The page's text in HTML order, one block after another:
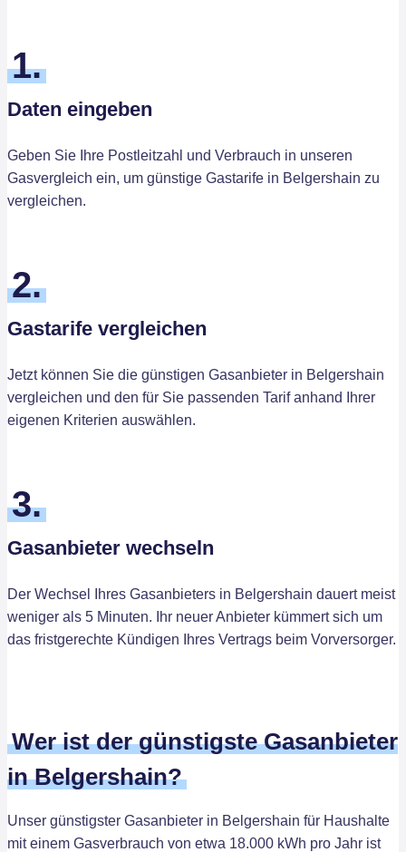
1.
Daten eingeben
Geben Sie Ihre Postleitzahl und Verbrauch in unseren
Gasvergleich ein, um günstige Gastarife in Belgershain zu
vergleichen.
2.
Gastarife vergleichen
Jetzt können Sie die günstigen Gasanbieter in Belgershain
vergleichen und den für Sie passenden Tarif anhand Ihrer
eigenen Kriterien auswählen.
3.
Gasanbieter wechseln
Der Wechsel Ihres Gasanbieters in Belgershain dauert meist
weniger als 5 Minuten. Ihr neuer Anbieter kümmert sich um
das fristgerechte Kündigen Ihres Vertrags beim Vorversorger.
Wer ist der günstigste Gasanbieter
in Belgershain?
Unser günstigster Gasanbieter in Belgershain für Haushalte
mit einem Gasverbrauch von etwa 18.000 kWh pro Jahr ist